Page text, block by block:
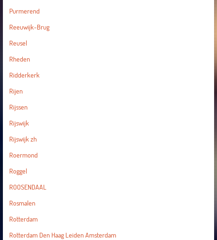
Purmerend
Reeuwijk-Brug
Reusel
Rheden
Ridderkerk
Rijen
Rijssen
Rijswijk
Rijswijk zh
Roermond
Roggel
ROOSENDAAL
Rosmalen
Rotterdam
Rotterdam Den Haag Leiden Amsterdam